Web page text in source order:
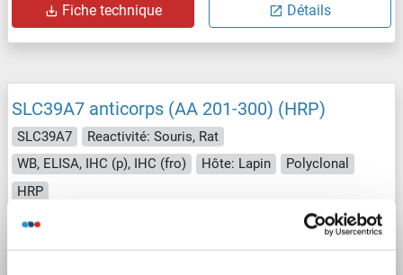
Fiche technique Détails
SLC39A7 anticorps (AA 201-300) (HRP)
SLC39A7
Reactivité: Souris, Rat
WB, ELISA, IHC (p), IHC (fro)
Hôte: Lapin
Polyclonal
HRP